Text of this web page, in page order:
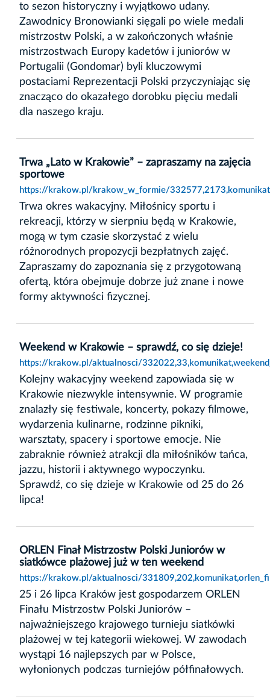
to sezon historyczny i wyjątkowo udany.
Zawodnicy Bronowianki sięgali po wiele medali
mistrzostw Polski, a w zakończonych właśnie
mistrzostwach Europy kadetów i juniorów w
Portugalii (Gondomar) byli kluczowymi
postaciami Reprezentacji Polski przyczyniając się
znacząco do okazałego dorobku pięciu medali
dla naszego kraju.
Trwa „Lato w Krakowie” – zapraszamy na zajęcia
sportowe
https://krakow.pl/krakow_w_formie/
Trwa okres wakacyjny. Miłośnicy sportu i
rekreacji, którzy w sierpniu będą w Krakowie,
mogą w tym czasie skorzystać z wielu
różnorodnych propozycji bezpłatnych zajęć.
Zapraszamy do zapoznania się z przygotowaną
ofertą, która obejmuje dobrze już znane i nowe
formy aktywności fizycznej.
Weekend w Krakowie – sprawdź, co się dzieje!
https://krakow.pl/aktualnosci/
Kolejny wakacyjny weekend zapowiada się w
Krakowie niezwykle intensywnie. W programie
znalazły się festiwale, koncerty, pokazy filmowe,
wydarzenia kulinarne, rodzinne pikniki,
warsztaty, spacery i sportowe emocje. Nie
zabraknie również atrakcji dla miłośników tańca,
jazzu, historii i aktywnego wypoczynku.
Sprawdź, co się dzieje w Krakowie od 25 do 26
lipca!
ORLEN Finał Mistrzostw Polski Juniorów w
siatkówce plażowej już w ten weekend
https://krakow.pl/aktualnosci/
25 i 26 lipca Kraków jest gospodarzem ORLEN
Finału Mistrzostw Polski Juniorów –
najważniejszego krajowego turnieju siatkówki
plażowej w tej kategorii wiekowej. W zawodach
wystąpi 16 najlepszych par w Polsce,
wyłonionych podczas turniejów półfinałowych.